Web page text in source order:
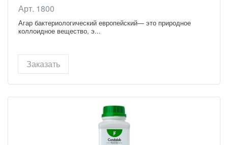
Арт. 1800
Агар бактериологический европейский— это природное
коллоидное вещество, э...
Заказать